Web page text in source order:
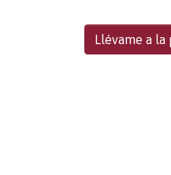
Llévame a la